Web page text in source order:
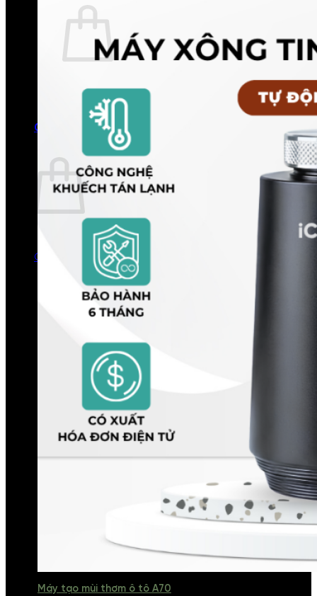
Quay trở lại cửa hàng
0
Giỏ hàng
Chưa có sản phẩm trong giỏ hàng.
Quay trở lại cửa hàng
Máy tạo mùi thơm ô tô A70